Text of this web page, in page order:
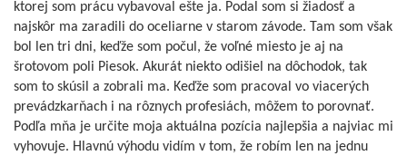
ktorej som prácu vybavoval ešte ja. Podal som si žiadosť a
najskôr ma zaradili do oceliarne v starom závode. Tam som však
bol len tri dni, keďže som počul, že voľné miesto je aj na
šrotovom poli Piesok. Akurát niekto odišiel na dôchodok, tak
som to skúsil a zobrali ma. Keďže som pracoval vo viacerých
prevádzkarňach i na rôznych profesiách, môžem to porovnať.
Podľa mňa je určite moja aktuálna pozícia najlepšia a najviac mi
vyhovuje. Hlavnú výhodu vidím v tom, že robím len na jednu